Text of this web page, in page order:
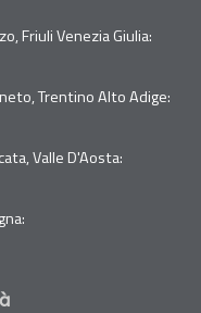
Friuli Venezia Giulia:
Trentino Alto Adige:
Valle D'Aosta: